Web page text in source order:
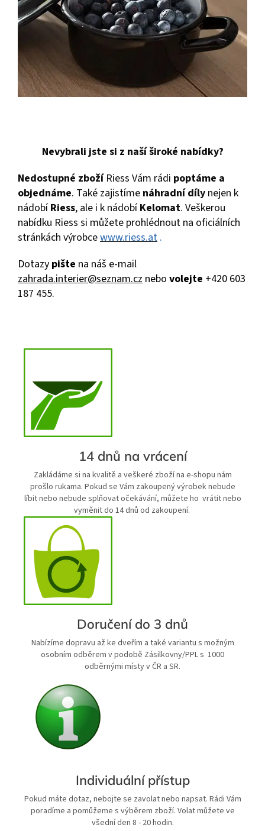
Nevybrali jste si z naší široké nabídky?
Nedostupné zboží Riess Vám rádi poptáme a
objednáme. Také zajistíme náhradní díly nejen k
nádobíRiess, ale i k nádobíKelomat. Veškerou
nabídku Riess si můžete prohlédnout na oficiálních
stránkách výrobcewww.riess.at .
Dotazy pište na náš e-mail
zahrada.interier@seznam.cz nebo volejte +420 603
187 455.
14 dnů na vrácení
Zakládáme si na kvalitě a veškeré zboží na e-shopu nám
prošlo rukama. Pokud se Vám zakoupený výrobek nebude
líbit nebo nebude splňovat očekávání, můžete ho vrátit nebo
vyměnit do 14 dnů od zakoupení.
Doručení do 3 dnů
Nabízíme dopravu až ke dveřím a také variantu s možným
osobním odběrem v podobě Zásilkovny/PPL s 1000
odběrnými místy v ČR a SR.
Individuální přístup
Pokud máte dotaz, nebojte se zavolat nebo napsat. Rádi Vám
poradíme a pomůžeme s výběrem zboží. Volat můžete ve
všední den 8 - 20 hodin.